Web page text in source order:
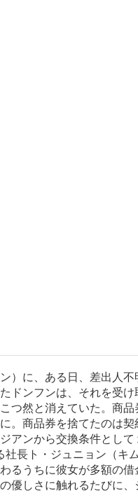
）に、ある日、差出人
ドンフンは、それを受
つ然と消えていた。商
。商品券を捨てたのは
アンから交換条件とし
長ト・ジュニョン（
るうちに彼女が多額の
優しさに触れるたびに